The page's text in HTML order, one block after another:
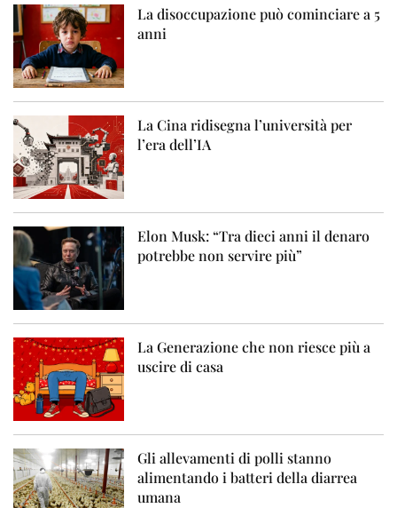
La disoccupazione può cominciare a 5
anni
La Cina ridisegna l’università per
l’era dell’IA
Elon Musk: “Tra dieci anni il denaro
potrebbe non servire più”
La Generazione che non riesce più a
uscire di casa
Gli allevamenti di polli stanno
alimentando i batteri della diarrea
umana